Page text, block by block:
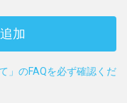
加
」のFAQを必ず確認くだ